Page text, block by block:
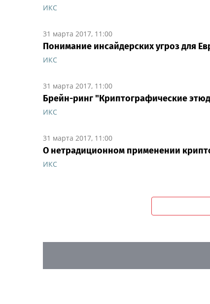
ИКС
31 марта 2017, 11:00
Понимание инсайдерских угроз для
ИКС
31 марта 2017, 11:00
Брейн-ринг "Криптографические
ИКС
31 марта 2017, 11:00
О нетрадиционном применении
ИКС